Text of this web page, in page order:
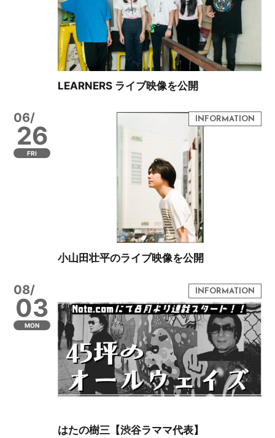
LEARNERS ライブ映像を公開
06/
26
FRI
小山田壮平のライブ映像を公開
08/
03
MON
はたの樹三【渋谷ラママ代表】